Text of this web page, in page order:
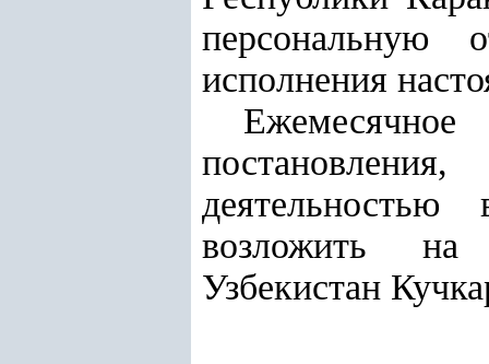
персональную
исполнения
возложить на
Узбекистан